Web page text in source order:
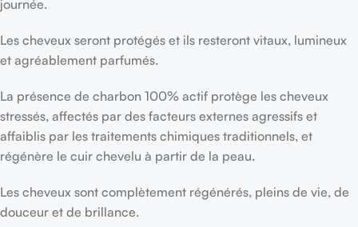
journée.
Les cheveux seront protégés et ils resteront vitaux, lumineux
et agréablement parfumés.
La présence de charbon 100% actif protège les cheveux
stressés, affectés par des facteurs externes agressifs et
affaiblis par les traitements chimiques traditionnels, et
régénère le cuir chevelu à partir de la peau.
Les cheveux sont complètement régénérés, pleins de vie, de
douceur et de brillance.